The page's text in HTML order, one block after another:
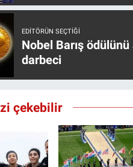
EDITÖRÜN SEÇTIĞI
Nobel Barış
darbeci
çekebilir